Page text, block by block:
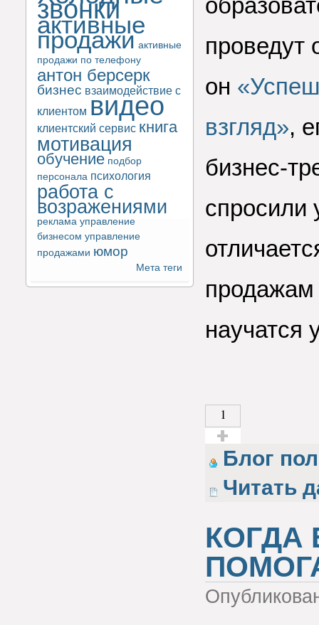
звонки
активные
продажи активные
продажи по телефону
антон берсерк
бизнес взаимодействие с
клиентом видео
клиентский сервис книга
мотивация
обучение подбор
персонала психология
работа с
возражениями
реклама управление
бизнесом управление
продажами юмор
Мета теги
проведут
он
взгляд»,
бизнес-
спросили
научатся
1
Голос за!
Блог
Читать
КОГДА